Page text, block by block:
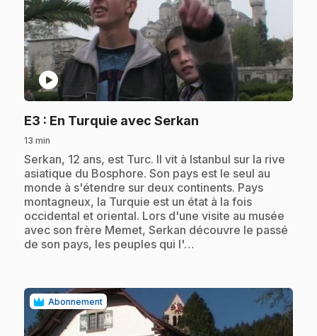
play_circle
E3 : En Turquie avec Serkan
13 min
.Serkan, 12 ans, est Turc. Il vit à Istanbul sur la rive
asiatique du Bosphore. Son pays est le seul au
monde à s'étendre sur deux continents. Pays
montagneux, la Turquie est un état à la fois
occidental et oriental. Lors d'une visite au musée
avec son frère Memet, Serkan découvre le passé
de son pays, les peuples qui l'…
Abonnement